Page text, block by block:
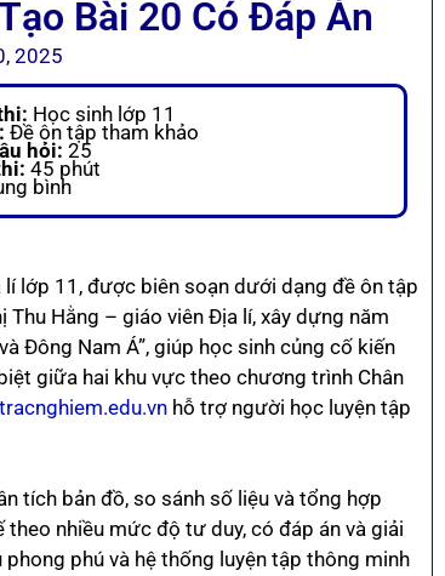
Bài 20 Có Đáp Án
2025
Học sinh lớp 11
Đề ôn tập tham khảo
hỏi: 25
45 phút
bình
lớp 11, được biên soạn dưới dạng đề ôn tập
Hằng – giáo viên Địa lí, xây dựng năm
Đông Nam Á”, giúp học sinh củng cố kiến
giữa hai khu vực theo chương trình Chân
hỗ trợ người học luyện tập
tích bản đồ, so sánh số liệu và tổng hợp
nhiều mức độ tư duy, có đáp án và giải
phú và hệ thống luyện tập thông minh